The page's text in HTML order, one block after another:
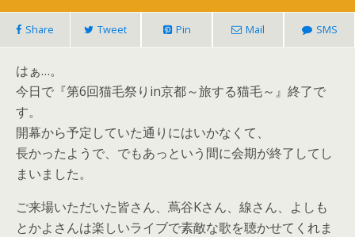
Share Tweet Pin Mail SMS
はぁ…。
今日で『第6回猫毛祭りin京都～旅する猫毛～』終了で
す。
開幕から予定していた通りにはいかなくて、
長かったようで、でもあっという間に会期が終了してし
まいました。
ご来場いただいた皆さん、蔦谷Kさん、線さん、よしも
とかよさんは楽しいライブで素敵な歌を聴かせてくれま